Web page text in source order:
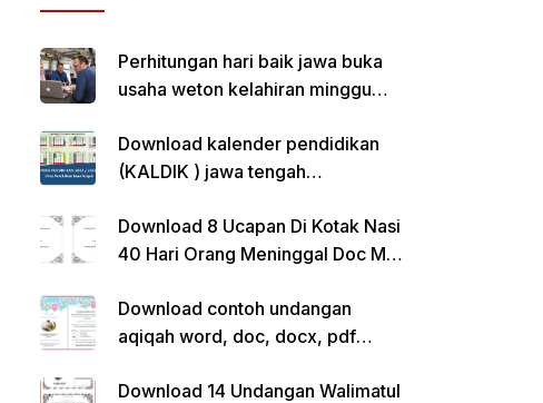
Perhitungan hari baik jawa buka
usaha weton kelahiran minggu
Download kalender pendidikan
(KALDIK ) jawa tengah
Download 8 Ucapan Di Kotak Nasi
40 Hari Orang Meninggal Doc Ms.
Download contoh undangan
aqiqah word, doc, docx, pdf
Download 14 Undangan Walimatul